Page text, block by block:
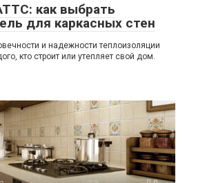
как выбрать
для каркасных стен
и надежности теплоизоляции
кто строит или утепляет свой дом.